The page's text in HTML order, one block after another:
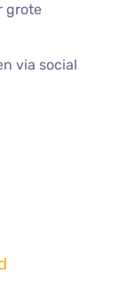
grote
via social